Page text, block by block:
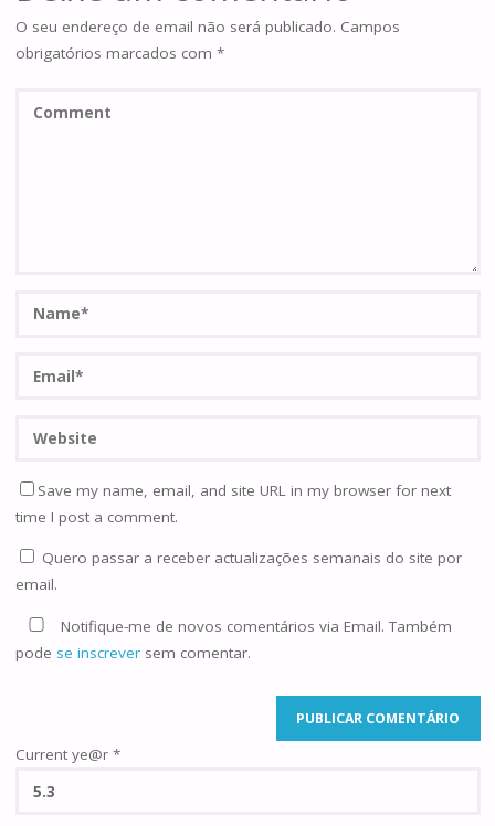
O seu endereço de email não será publicado. Campos
obrigatórios marcados com *
Save my name, email, and site URL in my browser for next
time I post a comment.
Quero passar a receber actualizações semanais do site por
email.
Notifique-me de novos comentários via Email. Também
pode se inscreversem comentar.
Current ye@r *